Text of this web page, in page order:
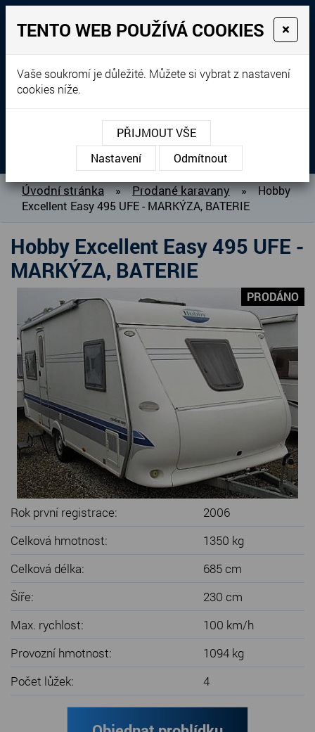
Prodej, dovoz, výkup a
pronájem karavanů
+420 604 760 364
MENU
O NÁS
BAZAR KARAVANŮ
PRODANÉ KARAVANY
PŮJČOVNA KARAVANŮ
DOPLŇKY PRO KARAVANY
SERVIS KARAVANŮ
KONTAKT
Úvodní stránka » Prodané karavany »
Hobby
Excellent Easy 495 UFE - MARKÝZA, BATERIE
Hobby Excellent Easy 495 UFE -
MARKÝZA, BATERIE
PRODÁNO
Rok první registrace:
2006
Celková hmotnost:
1350 kg
Celková délka:
685 cm
Šíře:
230 cm
Max. rychlost:
100 km/h
Provozní hmotnost:
1094 kg
Počet lůžek:
4
TENTO WEB POUŽÍVÁ COOKIES ×
Vaše soukromí je důležité. Můžete si vybrat z nastavení
cookies níže.
PŘIJMOUT VŠE
Nastavení
Odmítnout